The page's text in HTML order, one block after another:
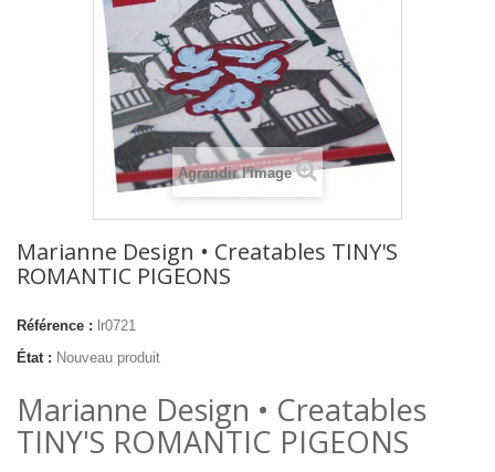
Agrandir l'image
Marianne Design • Creatables TINY'S
ROMANTIC PIGEONS
Référence : lr0721
État : Nouveau produit
Marianne Design • Creatables
TINY'S ROMANTIC PIGEONS